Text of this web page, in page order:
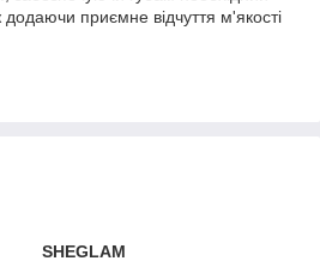
додаючи приємне відчуття м'якості
SHEGLAM